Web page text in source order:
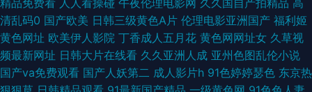
日美韩无码av 超碰国产女人天堂 午夜福利 91熟女探花 东京热福利导航 欧美
日韩性爱导航 91麻豆大神三级 精品久久人人摩 91黄香蕉 男人黄色网 美女久
清乱码0 国产欧美 日韩三级黄色A片 伦理电影亚洲国产 福利姬
黄色网址 欧美伊人影院 丁香成人五月花 黄色网网址女 久草视
频最新网址 日韩大片在线看 久久亚洲人成 亚州色图乱伦小说
国产va免费观看 国产人妖第二 成人影片h 91色婷婷瑟色 东京热